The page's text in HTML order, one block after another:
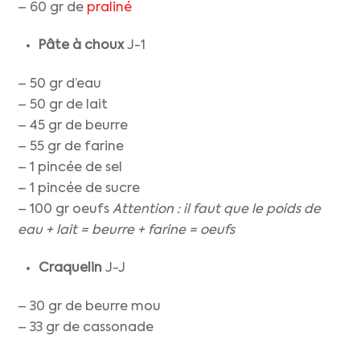
– 60 gr de praliné
Pâte à chouxJ-1
– 50 gr d’eau
– 50 gr de lait
– 45 gr de beurre
– 55 gr de farine
– 1 pincée de sel
– 1 pincée de sucre
– 100 gr oeufsAttention : il faut que le poids de
eau + lait = beurre + farine = oeufs
Craquelin J-J
– 30 gr de beurre mou
– 33 gr de cassonade